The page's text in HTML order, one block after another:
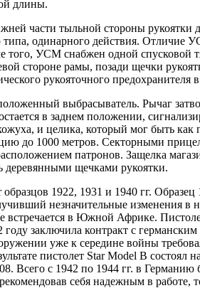
длины.
части тыльной стороны
одинарного действия.
УСМ снабжен одной спусковой
стороне рамы, позади щечки
рукояточного предохранителя
выбрасыватель. Рычаг
в заднем положении,
и целика, который мог быть
до 1000 метров. Секторными
патронов. Защелка
деревянными щечками рукоятки.
1922, 1931 и 1940 гг.
незначительные изменения в
встречается в Южной Африке.
заключила контракт с
уже к середине войны
пистолет Star Model B
Всего с 1942 по 1944 гг. в
себя надежным в